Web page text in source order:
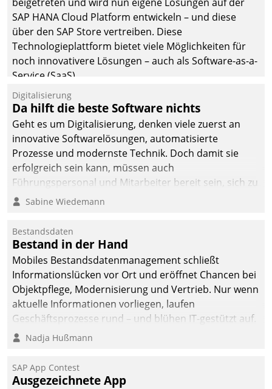
SAP HANA Cloud Platform entwickeln – und diese
über den SAP Store vertreiben. Diese
Technologieplattform bietet viele Möglichkeiten für
noch innovativere Lösungen – auch als Software-as-a-
Service (SaaS).
Digitalisierung
Da hilft die beste Software nichts
Geht es um Digitalisierung, denken viele zuerst an
innovative Softwarelösungen, automatisierte
Prozesse und modernste Technik. Doch damit sie
erfolgreich sein kann, müssen auch
Führungspersonal und Mitarbeiter bereit sein, sich zu
verändern und anzupassen, sonst werden sie an ihr
Sabine Wiedemann
Bestandsdaten
Bestand in der Hand
Mobiles Bestandsdatenmanagement schließt
Informationslücken vor Ort und eröffnet Chancen bei
Objektpflege, Modernisierung und Vertrieb. Nur wenn
aktuelle Informationen vorliegen, laufen
Geschäftsprozesse rund – und blühen IT-gestützt auf.
Nadja Hußmann
SAP App Contest
Ausgezeichnete App